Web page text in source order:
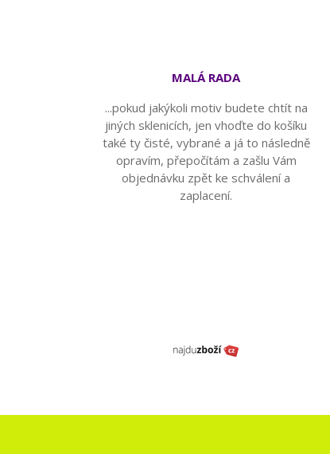
MALÁ RADA
...pokud jakýkoli motiv budete chtít na
jiných sklenicích, jen vhoďte do košíku
také ty čisté, vybrané a já to následně
opravím, přepočítám a zašlu Vám
objednávku zpět ke schválení a
zaplacení.